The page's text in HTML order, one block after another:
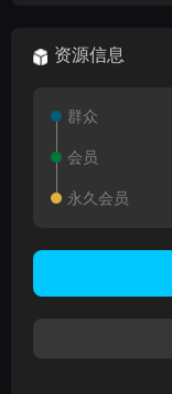
资源信息
群众
会员
永久会员